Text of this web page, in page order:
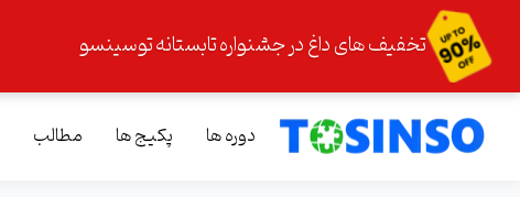
تخفیف های داغ در جشنواره تابستانه توسینسو
دوره ها پکیج ها مطالب